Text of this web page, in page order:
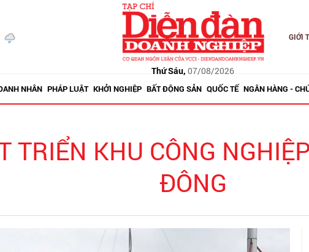
Thứ Sáu, 07/08/2026
GIỚI
NHÂN PHÁP LUẬT KHỞI NGHIỆP BẤT ĐỘNG SẢN QUỐC TẾ NGÂN HÀNG -
TRIỂN KHU CÔNG
ĐÔNG